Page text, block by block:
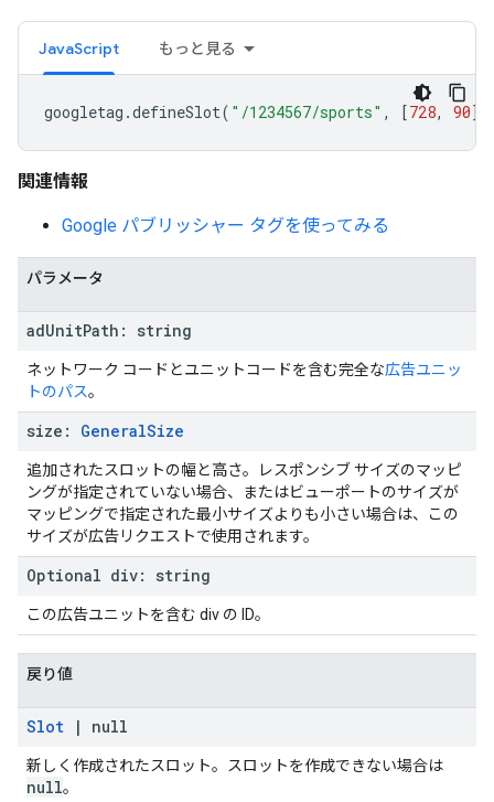
JavaScript もっと見る
googletag .defineSlot( "/1234567/sports" , [728, 90],
関連情報
Google パブリッシャー タグを使ってみる
パラメータ
adUnitPath : string
ネットワーク コードとユニットコードを含む完全な広告ユニッ
トのパス。
size : GeneralSize
追加されたスロットの幅と高さ。レスポンシブ サイズのマッピ
ングが指定されていない場合、またはビューポートのサイズが
マッピングで指定された最小サイズよりも小さい場合は、この
サイズが広告リクエストで使用されます。
Optional div: string
この広告ユニットを含む div の ID。
戻り値
Slot | null
新しく作成されたスロット。スロットを作成できない場合は
null。